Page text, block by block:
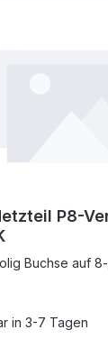
P8-
Buchse auf
in 3-7 Tagen